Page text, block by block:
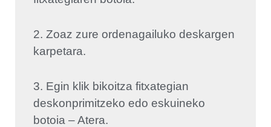
2. Zoaz zure ordenagailuko deskargen
karpetara.
3. Egin klik bikoitza fitxategian
deskonprimitzeko edo eskuineko
botoia – Atera.